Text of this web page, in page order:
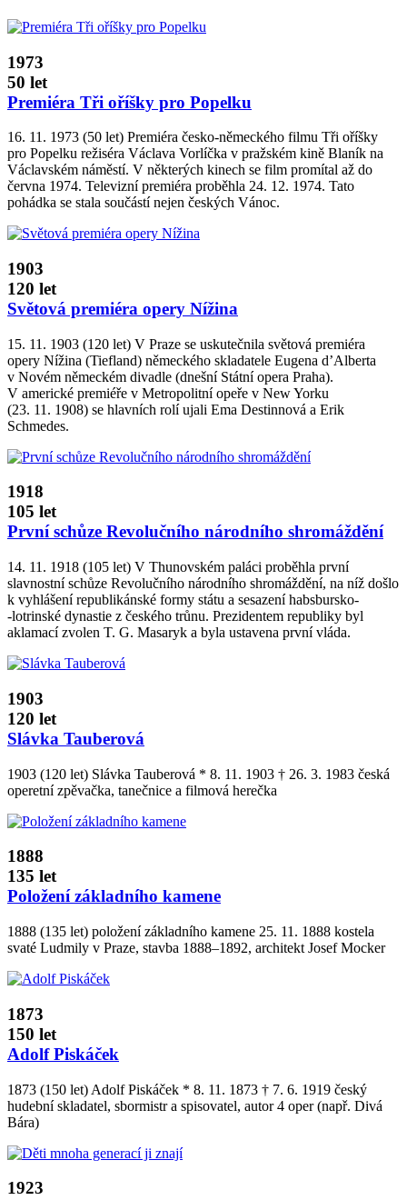
1973
50 let
Premiéra Tři oříšky pro Popelku
16. 11. 1973 (50 let) Premiéra česko­‑německého filmu Tři oříšky
pro Popelku režiséra Václava Vorlíčka v pražském kině Blaník na
Václavském náměstí. V některých kinech se film promítal až do
června 1974. Televizní premiéra proběhla 24. 12. 1974. Tato
pohádka se stala součástí nejen českých Vánoc.
1903
120 let
Světová premiéra opery Nížina
15. 11. 1903 (120 let) V Praze se uskutečnila světová premiéra
opery Nížina (Tiefland) německého skladatele Eugena d’Alberta
v Novém německém divadle (dnešní Státní opera Praha).
V americké premiéře v Metropolitní opeře v New Yorku
(23. 11. 1908) se hlavních rolí ujali Ema Destinnová a Erik
Schmedes.
1918
105 let
První schůze Revolučního národního shromáždění
14. 11. 1918 (105 let) V Thunovském paláci proběhla první
slavnostní schůze Revolučního národního shromáždění, na níž došlo
k vyhlášení republikánské formy státu a sesazení habsbursko­
‑lotrinské dynastie z českého trůnu. Prezidentem republiky byl
aklamací zvolen T. G. Masaryk a byla ustavena první vláda.
1903
120 let
Slávka Tauberová
1903 (120 let) Slávka Tauberová * 8. 11. 1903 † 26. 3. 1983 česká
operetní zpěvačka, tanečnice a filmová herečka
1888
135 let
Položení základního kamene
1888 (135 let) položení základního kamene 25. 11. 1888 kostela
svaté Ludmily v Praze, stavba 1888–1892, architekt Josef Mocker
1873
150 let
Adolf Piskáček
1873 (150 let) Adolf Piskáček * 8. 11. 1873 † 7. 6. 1919 český
hudební skladatel, sbormistr a spisovatel, autor 4 oper (např. Divá
Bára)
1923